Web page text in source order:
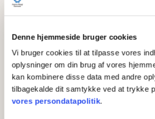
Denne hjemmeside bruger cookies
Vi bruger cookies til at tilpasse vores
oplysninger om din brug af vores
kan kombinere disse data med andre
tilbagekalde dit samtykke ved at trykke
vores persondatapolitik.